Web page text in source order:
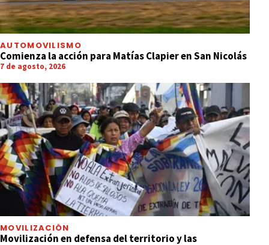
AUTOMOVILISMO
Comienza la acción para Matías Clapier en San Nicolás
7 de agosto, 2026
MOVILIZACIÓN
Movilización en defensa del territorio y las